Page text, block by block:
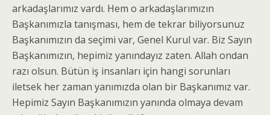
arkadaşlarımız vardı. Hem o arkadaşlarımızın
Başkanımızla tanışması, hem de tekrar biliyorsunuz
Başkanımızın da seçimi var, Genel Kurul var. Biz Sayın
Başkanımızın, hepimiz yanındayız zaten. Allah ondan
razı olsun. Bütün iş insanları için hangi sorunları
iletsek her zaman yanımızda olan bir Başkanımız var.
Hepimiz Sayın Başkanımızın yanında olmaya devam